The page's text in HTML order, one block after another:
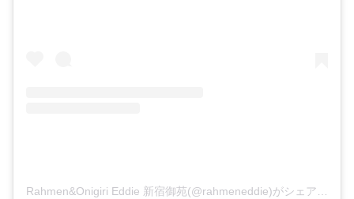
Rahmen&Onigiri Eddie 新宿御苑(@rahmeneddie)がシェアした投稿